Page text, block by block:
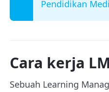
Pendidikan
Cara kerja
Sebuah Learning